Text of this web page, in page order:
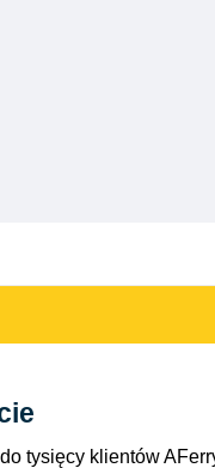
tysięcy klientów